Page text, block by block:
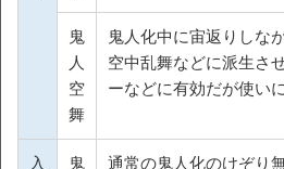
鬼
人
空
舞
鬼人化中に宙返りしな
空中乱舞などに派生さ
ーなどに有効だが使い
入
鬼
通常の鬼人化のけぞり